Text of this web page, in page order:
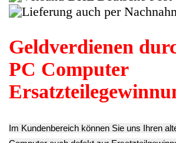
Original Deutsche Tastatur Keyboard Acer
Aspire Revo R3610
** Endkundenpreis zzgl.Versand
Deutsch / English